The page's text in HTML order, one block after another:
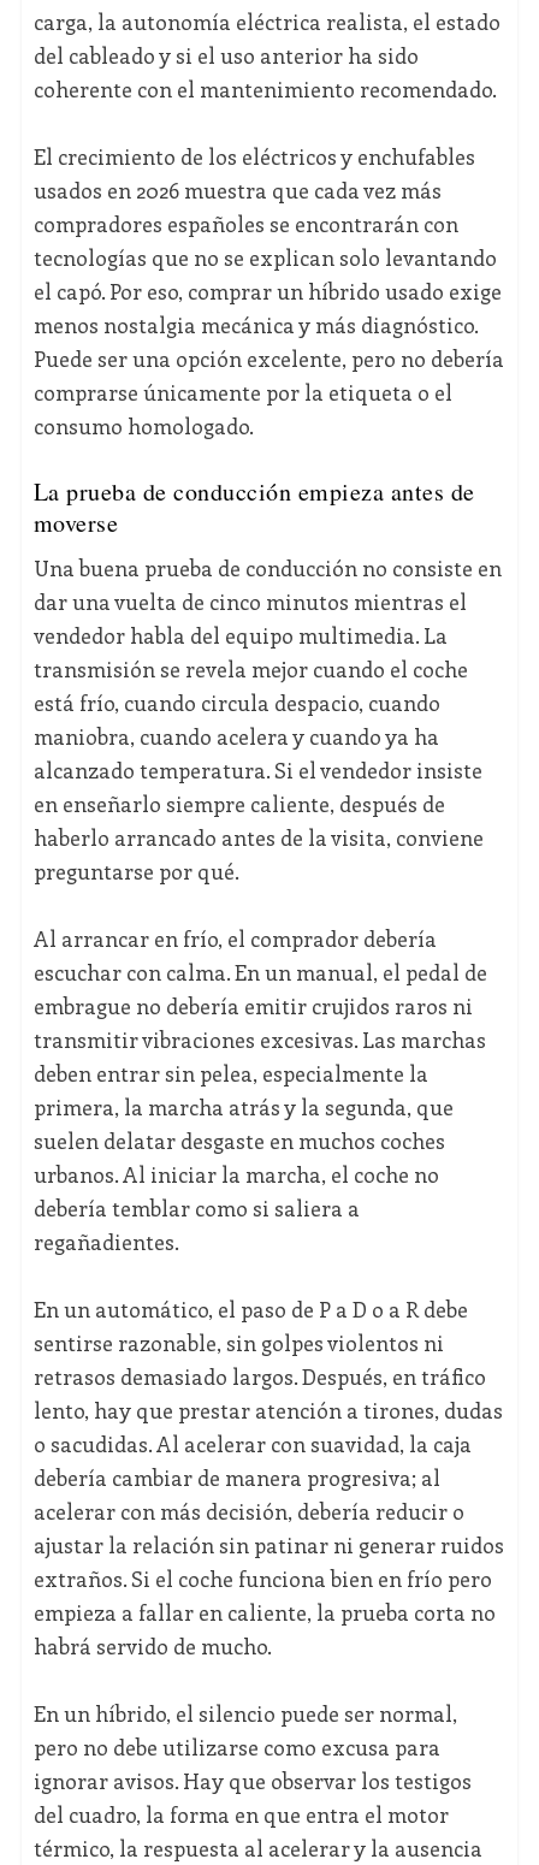
carga, la autonomía eléctrica realista, el estado
del cableado y si el uso anterior ha sido
coherente con el mantenimiento recomendado.
El crecimiento de los eléctricos y enchufables
usados en 2026 muestra que cada vez más
compradores españoles se encontrarán con
tecnologías que no se explican solo levantando
el capó. Por eso, comprar un híbrido usado exige
menos nostalgia mecánica y más diagnóstico.
Puede ser una opción excelente, pero no debería
comprarse únicamente por la etiqueta o el
consumo homologado.
La prueba de conducción empieza antes de
moverse
Una buena prueba de conducción no consiste en
dar una vuelta de cinco minutos mientras el
vendedor habla del equipo multimedia. La
transmisión se revela mejor cuando el coche
está frío, cuando circula despacio, cuando
maniobra, cuando acelera y cuando ya ha
alcanzado temperatura. Si el vendedor insiste
en enseñarlo siempre caliente, después de
haberlo arrancado antes de la visita, conviene
preguntarse por qué.
Al arrancar en frío, el comprador debería
escuchar con calma. En un manual, el pedal de
embrague no debería emitir crujidos raros ni
transmitir vibraciones excesivas. Las marchas
deben entrar sin pelea, especialmente la
primera, la marcha atrás y la segunda, que
suelen delatar desgaste en muchos coches
urbanos. Al iniciar la marcha, el coche no
debería temblar como si saliera a
regañadientes.
En un automático, el paso de P a D o a R debe
sentirse razonable, sin golpes violentos ni
retrasos demasiado largos. Después, en tráfico
lento, hay que prestar atención a tirones, dudas
o sacudidas. Al acelerar con suavidad, la caja
debería cambiar de manera progresiva; al
acelerar con más decisión, debería reducir o
ajustar la relación sin patinar ni generar ruidos
extraños. Si el coche funciona bien en frío pero
empieza a fallar en caliente, la prueba corta no
habrá servido de mucho.
En un híbrido, el silencio puede ser normal,
pero no debe utilizarse como excusa para
ignorar avisos. Hay que observar los testigos
del cuadro, la forma en que entra el motor
térmico, la respuesta al acelerar y la ausencia